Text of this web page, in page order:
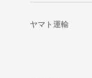
ヤマト運輸